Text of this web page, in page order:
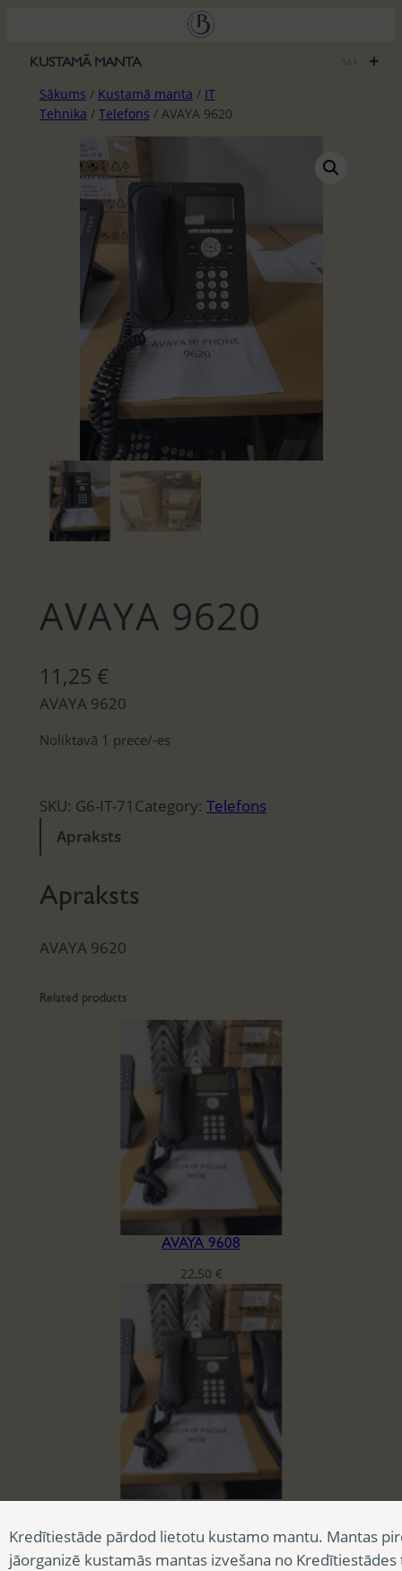
saturu
+
KUSTAMĀ MANTA
Sākums / Kustamā manta / IT
Tehnika / Telefons / AVAYA 9620
AVAYA 9620
11,25 €
AVAYA 9620
Noliktavā 1 prece/-es
SKU: G6-IT-71 Category: Telefons
Apraksts
Apraksts
AVAYA 9620
Related products
AVAYA 9608
22,50 €
22,50€
Kredītiestāde pārdod lietotu kustamo mantu. Mantas
jāorganizē kustamās mantas izvešana no